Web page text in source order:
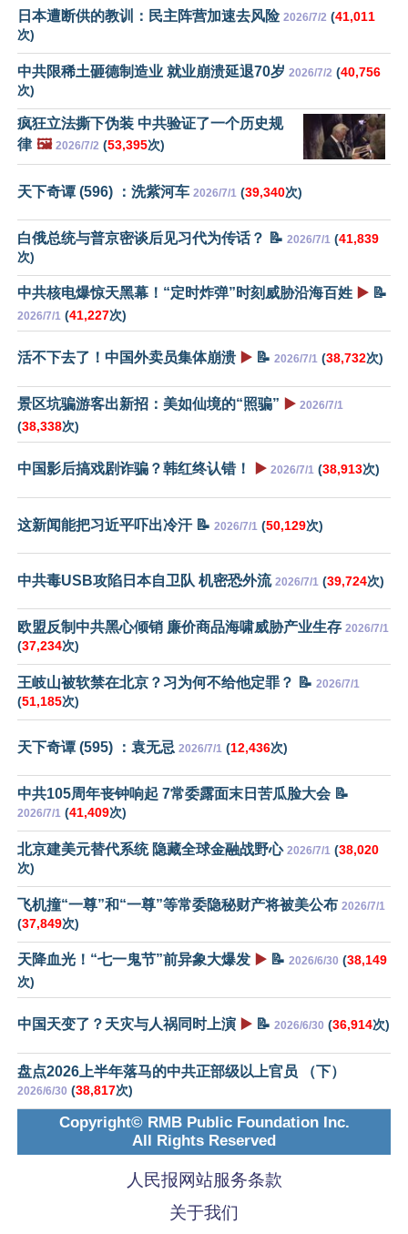
日本遭断供的教训：民主阵营加速去风险 2026/7/2 (41,011
次)
中共限稀土砸德制造业 就业崩溃延退70岁 2026/7/2 (40,756
次)
疯狂立法撕下伪装 中共验证了一个历史规
律 🖼️ 2026/7/2 (53,395次)
天下奇谭 (596) ：洗紫河车 2026/7/1 (39,340次)
白俄总统与普京密谈后见习代为传话？ 📝 2026/7/1 (41,839
次)
中共核电爆惊天黑幕！“定时炸弹”时刻威胁沿海百姓 ▶️ 📝
2026/7/1 (41,227次)
活不下去了！中国外卖员集体崩溃 ▶️ 📝 2026/7/1 (38,732次)
景区坑骗游客出新招：美如仙境的“照骗” ▶️ 2026/7/1
(38,338次)
中国影后搞戏剧诈骗？韩红终认错！ ▶️ 2026/7/1 (38,913次)
这新闻能把习近平吓出冷汗 📝 2026/7/1 (50,129次)
中共毒USB攻陷日本自卫队 机密恐外流 2026/7/1 (39,724次)
欧盟反制中共黑心倾销 廉价商品海啸威胁产业生存 2026/7/1
(37,234次)
王岐山被软禁在北京？习为何不给他定罪？ 📝 2026/7/1
(51,185次)
天下奇谭 (595) ：袁无忌 2026/7/1 (12,436次)
中共105周年丧钟响起 7常委露面末日苦瓜脸大会 📝
2026/7/1 (41,409次)
北京建美元替代系统 隐藏全球金融战野心 2026/7/1 (38,020
次)
飞机撞“一尊”和“一尊”等常委隐秘财产将被美公布 2026/7/1
(37,849次)
天降血光！“七一鬼节”前异象大爆发 ▶️ 📝 2026/6/30 (38,149
次)
中国天变了？天灾与人祸同时上演 ▶️ 📝 2026/6/30 (36,914次)
盘点2026上半年落马的中共正部级以上官员 （下）
2026/6/30 (38,817次)
Copyright© RMB Public Foundation Inc.
All Rights Reserved
人民报网站服务条款
关于我们